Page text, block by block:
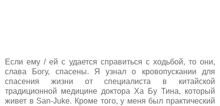
Если ему / ей с удается справиться с ходьбой, то они,
слава Богу, спасены. Я узнал о кровопускании для
спасения жизни от специалиста в китайской
традиционной медицине доктора Ха Бу Тина, который
живет в San-Juke. Кроме того, у меня был практический